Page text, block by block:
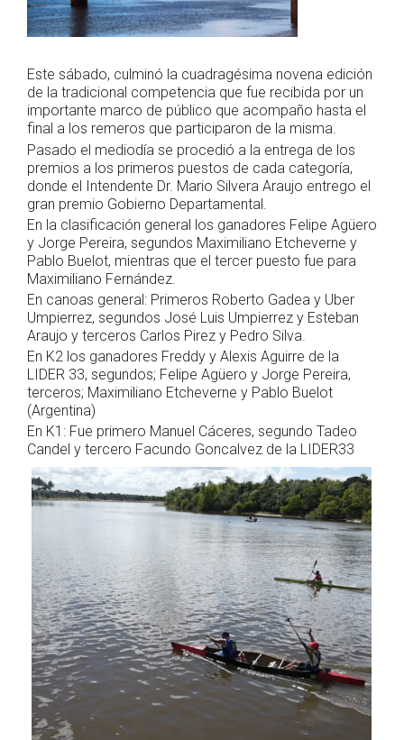
Este sábado, culminó la cuadragésima novena edición
de la tradicional competencia que fue recibida por un
importante marco de público que acompaño hasta el
final a los remeros que participaron de la misma.
Pasado el mediodía se procedió a la entrega de los
premios a los primeros puestos de cada categoría,
donde el Intendente Dr. Mario Silvera Araujo entrego el
gran premio Gobierno Departamental.
En la clasificación general los ganadores Felipe Agüero
y Jorge Pereira, segundos Maximiliano Etcheverne y
Pablo Buelot, mientras que el tercer puesto fue para
Maximiliano Fernández.
En canoas general: Primeros Roberto Gadea y Uber
Umpierrez, segundos José Luis Umpierrez y Esteban
Araujo y terceros Carlos Pirez y Pedro Silva.
En K2 los ganadores Freddy y Alexis Aguirre de la
LIDER 33, segundos; Felipe Agüero y Jorge Pereira,
terceros; Maximiliano Etcheverne y Pablo Buelot
(Argentina)
En K1: Fue primero Manuel Cáceres, segundo Tadeo
Candel y tercero Facundo Goncalvez de la LIDER33